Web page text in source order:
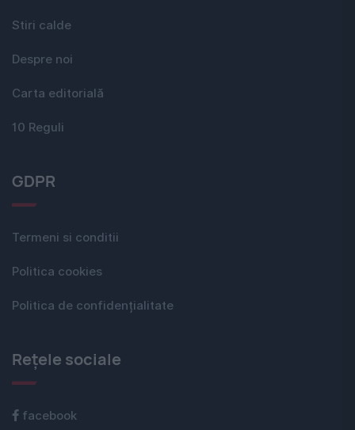
Stiri calde
Despre noi
Carta editorială
10 Reguli
GDPR
Termeni si conditii
Politica cookies
Politica de confidențialitate
Rețele sociale
facebook